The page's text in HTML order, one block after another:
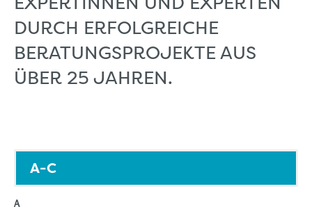
DURCH ERFOLGREICHE
BERATUNGSPROJEKTE AUS
ÜBER 25 JAHREN.
A-C
A